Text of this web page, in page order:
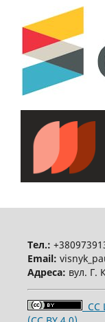
Тел.:
Email:
Адреса: вул. Г.